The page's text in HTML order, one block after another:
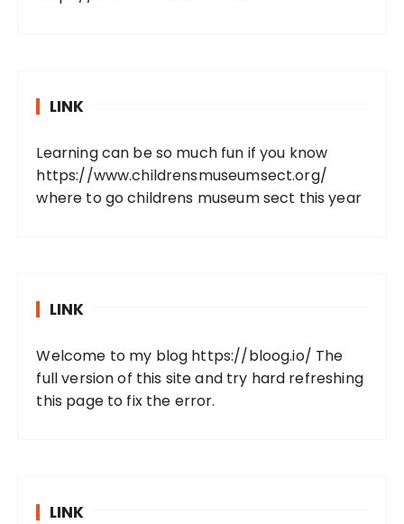
LINK
Learning can be so much fun if you know
https://www.childrensmuseumsect.org/
where to go childrens museum sect this year
LINK
Welcome to my blog https://bloog.io/ The
full version of this site and try hard refreshing
this page to fix the error.
LINK